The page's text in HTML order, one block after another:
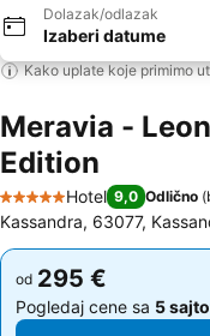
Dolazak/odlazak
Izaberi datume
Kako uplate koje primimo
Meravia -
Edition
5 Zvezdice
Hotel 9,0 Odlično (
Kassandra, 63077,
od 295 €
Pogledaj cene sa 5
od 295 €
Pogledaj cene sa 5